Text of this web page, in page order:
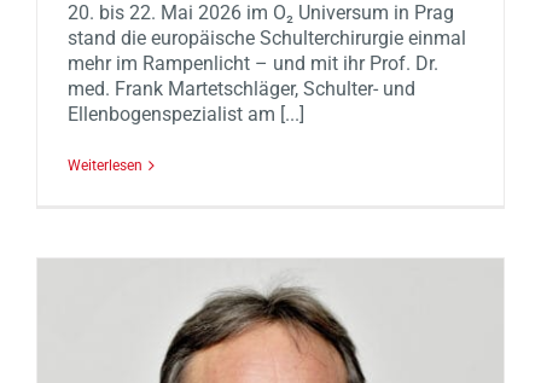
20. bis 22. Mai 2026 im O₂ Universum in Prag
stand die europäische Schulterchirurgie einmal
mehr im Rampenlicht – und mit ihr Prof. Dr.
med. Frank Martetschläger, Schulter- und
Ellenbogenspezialist am [...]
Weiterlesen